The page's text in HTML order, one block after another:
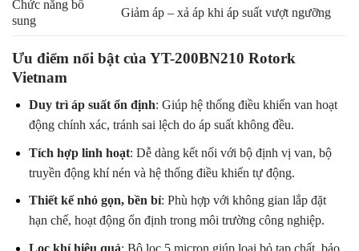
Chức năng bổ
sung
Giảm áp – xả áp khi áp suất vượt ngưỡng
Ưu điểm nổi bật của YT-200BN210 Rotork
Vietnam
Duy trì áp suất ổn định: Giúp hệ thống điều khiển van hoạt
động chính xác, tránh sai lệch do áp suất không đều.
Tích hợp linh hoạt: Dễ dàng kết nối với bộ định vị van, bộ
truyền động khí nén và hệ thống điều khiển tự động.
Thiết kế nhỏ gọn, bền bỉ: Phù hợp với không gian lắp đặt
hạn chế, hoạt động ổn định trong môi trường công nghiệp.
Lọc khí hiệu quả: Bộ lọc 5 micron giúp loại bỏ tạp chất, bảo